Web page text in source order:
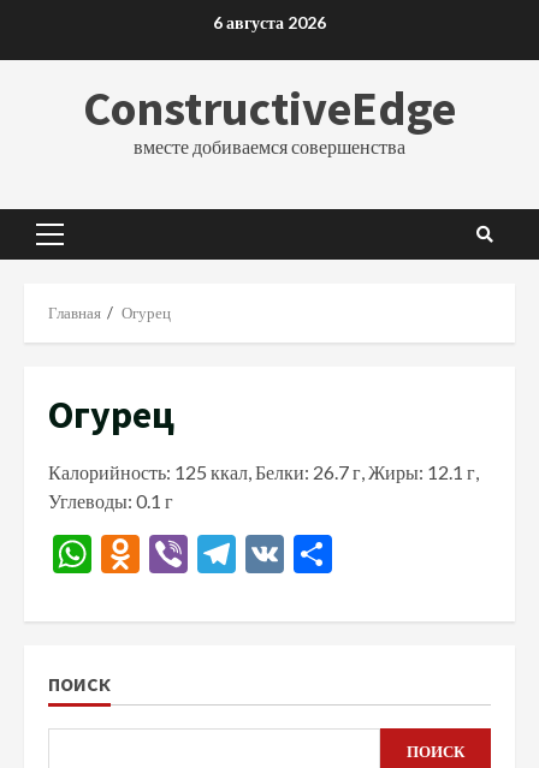
6 августа 2026
ConstructiveEdge
вместе добиваемся совершенства
Основное
Главная Огурец
Огурец
Калорийность: 125 ккал, Белки: 26.7 г, Жиры: 12.1 г,
Углеводы: 0.1 г
WhatsApp
Odnoklassniki
ViberTelegram
VK
ПОИСК
ПОИСК